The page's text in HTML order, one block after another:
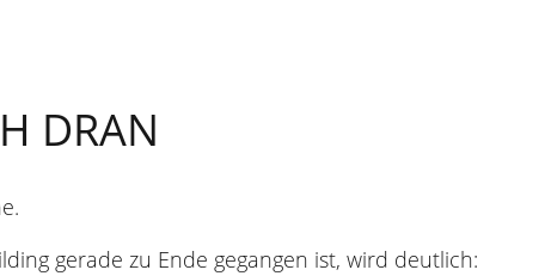
DRAN
gerade zu Ende gegangen ist, wird deutlich: